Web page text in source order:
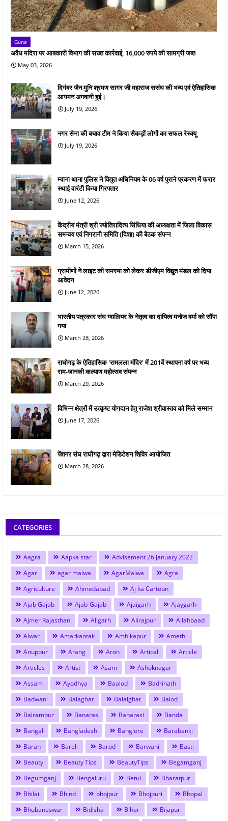
Guna
अवैध मदिरा पर आबकारी विभाग की सख्त कार्रवाई, 16,000 रुपये की सामग्री जब्त
May 03, 2026
दिगंबर जैन मुनि श्रमण सागर जी महाराज ससंघ की भव्य एवं ऐतिहासिक
आगमन अगवानी हुई।
July 19, 2026
नगर सेना की बचाव टीम ने किया सैकड़ों लोगों का सफल रेस्क्यू
July 19, 2026
म्याना थाना पुलिस ने विद्युत अधिनियम के 06 वर्ष पुराने प्रकरण में फरार
स्थाई वारंटी किया गिरफ्तार
June 12, 2026
केंद्रीय मंत्री श्री ज्योतिरादित्य सिंधिया की अध्यक्षता में जिला विकास
समन्वय एवं निगरानी समिति (दिशा) की बैठक संपन्न
March 15, 2026
ग्रामीणों ने लाइट की समस्या को लेकर डीजीएम विद्युत मंडल को दिया
आवेदन
June 12, 2026
भारतीय पत्रकार संघ ग्वालियर के नेतृत्व का दायित्व मनोज वर्मा को सौंपा
गया
March 28, 2026
राघोगढ़ के ऐतिहासिक 'रामलला मंदिर' में 201वें स्थापना वर्ष पर भव्य
राम-जानकी कल्याण महोत्सव संपन्न
March 29, 2026
विभिन्न क्षेत्रों में उत्कृष्ट योगदान हेतु राजेश श्रीवास्तव को मिले सम्मान
June 17, 2026
पेंशनर संघ राघौगढ़ द्वारा मेडिटेशन शिविर आयोजित
March 28, 2026
CATEGORIES
Aagra Aapka star
Advisement 26 January 2022
Agar
agar malwa AgarMalwa
Agra
Agriculture
Ahmedabad
Aj ka Cartoon
Ajab Gajab
Ajab-Gajab Ajaigarh
Ajaygarh
Ajmer Rajasthan
Aligarh Alirajpur
Allahbaad
Alwar
Amarkantak Ambikapur
Amethi
Anuppur
Arang Aron Artical
Article
Articles
Artist Asam
Ashoknagar
Assam
Ayodhya Baalod
Badrinath
Badwani
Balaghat Balalghat
Balod
Balrampur
Banaras Banarasi
Banda
Bangal
Bangladesh Banglore
Barabanki
Baran
Bareli Barod Barwani
Basti
Beauty
Beauty Tips BeautyTips
Begamganj
Begumganj
Bengaluru Betul
Bharatpur
Bhilai
Bhind bhojpur Bhojpuri
Bhopal
Bhubaneswar
Bidisha Bihar
Bijapur